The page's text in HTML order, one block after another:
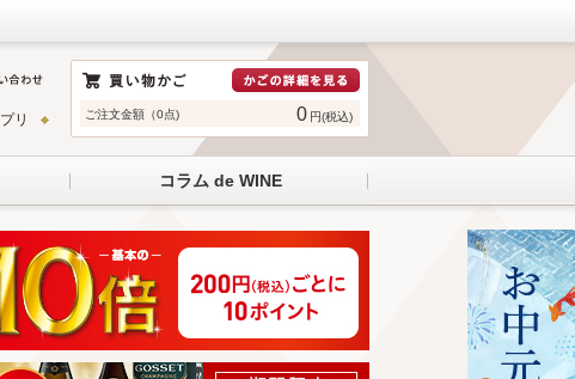
ご注文金額（0点) 0 円(税込)
リ
コラム de WINE